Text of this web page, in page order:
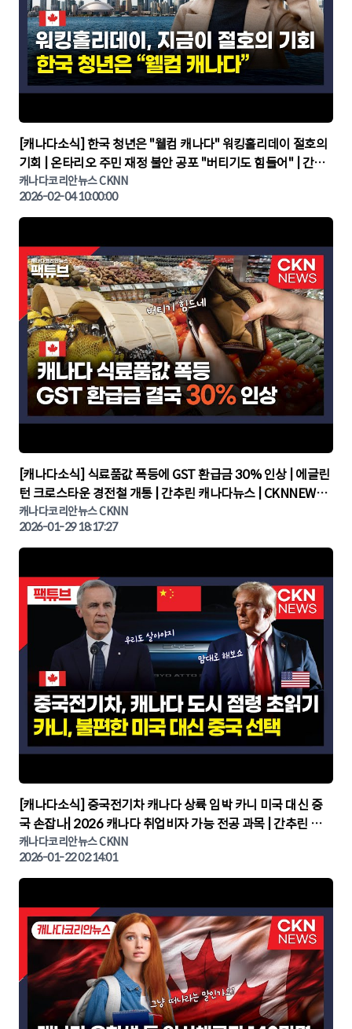
▶
[캐나다소식] 한국 청년은 "웰컴 캐나다" 워킹홀리데이 절호의
기회 | 온타리오 주민 재정 불안 공포 "버티기도 힘들어" | 간추
린 캐나다뉴스 | CKNNEWS, 캐나다코리안뉴스
캐나다코리안뉴스 CKNN
2026-02-04 10:00:00
▶
[캐나다소식] 식료품값 폭등에 GST 환급금 30% 인상 | 에글린
턴 크로스타운 경전철 개통 | 간추린 캐나다뉴스 | CKNNEWS,
캐나다코리안뉴스
캐나다코리안뉴스 CKNN
2026-01-29 18:17:27
▶
[캐나다소식] 중국전기차 캐나다 상륙 임박 카니 미국 대신 중
국 손잡나| 2026 캐나다 취업비자 가능 전공 과목 | 간추린 캐
나다뉴스 | CKNNEWS, 캐나다코리안뉴스
캐나다코리안뉴스 CKNN
2026-01-22 02:14:01